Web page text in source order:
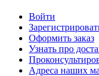
Войти
Оформить заказ
Узнать про
Адреса наших